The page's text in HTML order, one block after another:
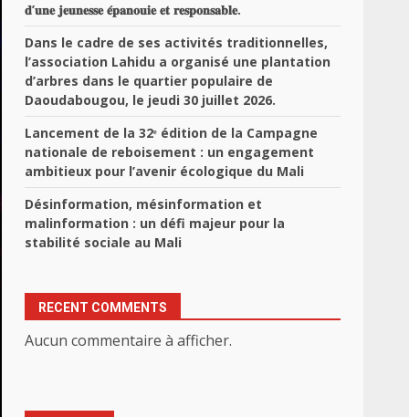
𝐝’𝐮𝐧𝐞 𝐣𝐞𝐮𝐧𝐞𝐬𝐬𝐞 𝐞́𝐩𝐚𝐧𝐨𝐮𝐢𝐞 𝐞𝐭 𝐫𝐞𝐬𝐩𝐨𝐧𝐬𝐚𝐛𝐥𝐞.
Dans le cadre de ses activités traditionnelles,
l’association Lahidu a organisé une plantation
d’arbres dans le quartier populaire de
Daoudabougou, le jeudi 30 juillet 2026.
Lancement de la 32ᵉ édition de la Campagne
nationale de reboisement : un engagement
ambitieux pour l’avenir écologique du Mali
Désinformation, mésinformation et
malinformation : un défi majeur pour la
stabilité sociale au Mali
RECENT COMMENTS
Aucun commentaire à afficher.